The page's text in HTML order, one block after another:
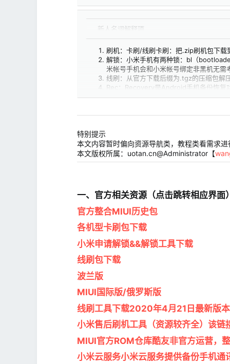
本文三方ROM跳转链接均为跳转到官网
_新人名词解释项
刷机：卡刷/线刷卡刷：把.zip刷机包下
解锁：小米手机有两种锁：bl（
米帐号手机会和小米帐号绑定非黑机无需
线刷：从官方下载后缀为.tgz的压缩包解
Rec：Recovery是Android手机备份恢复
fastboot：是一种比recovery更底层的刷
xp：Xposed框架(XposedFramework)是
太极：功能类似于edxp，是一个可以免
面具：不止于root，避开了对系统文件
gsi：通刷系统镜像
特别提示
本文内容暂时偏向资源导航类，教程类看需求进
本文版权所属：uotan.cn@Administrator【
一、官方相关资源（点击跳转相应界面）​
官方整合MIUI历史包
各机型卡刷包下载
小米申请解锁&&解锁工具下载
线刷包下载
波兰版
MIUI国际版/俄罗斯版
线刷工具下载2020年4月21日最新版
小米售后刷机工具（资源较齐全）该
MIUI官方ROM仓库酷友非官方运营，
小米云服务小米云服务提供备份手机